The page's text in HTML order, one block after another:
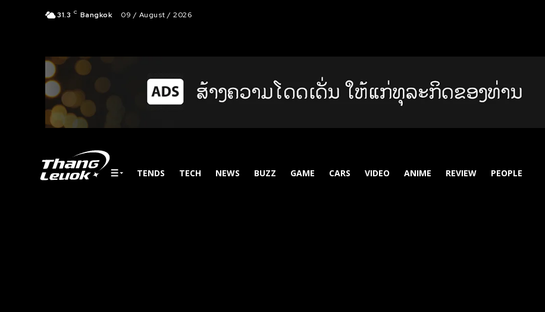
31.3 C Bangkok 09 / August / 2026
TENDS TECH NEWS BUZZ GAME CARS VIDEO ANIME REVIEW PEOPLE